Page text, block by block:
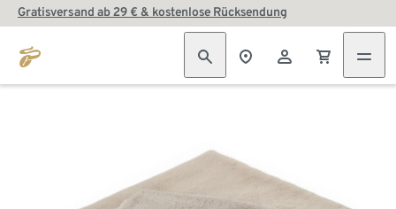
Gratisversand ab 29 € & kostenlose Rücksendung